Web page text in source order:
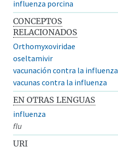
influenza porcina
CONCEPTOS
RELACIONADOS
Orthomyxoviridae
oseltamivir
vacunación contra la influenza
vacunas contra la influenza
EN OTRAS LENGUAS
influenza
flu
URI